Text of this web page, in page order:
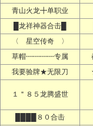
青山火龙╋单职业
█龙祥神器合击█
〈 星空传奇 〉
草帽┉┉┉┉专属
我要验牌★无限刀
１＂８５龙腾盛世
████８０合击